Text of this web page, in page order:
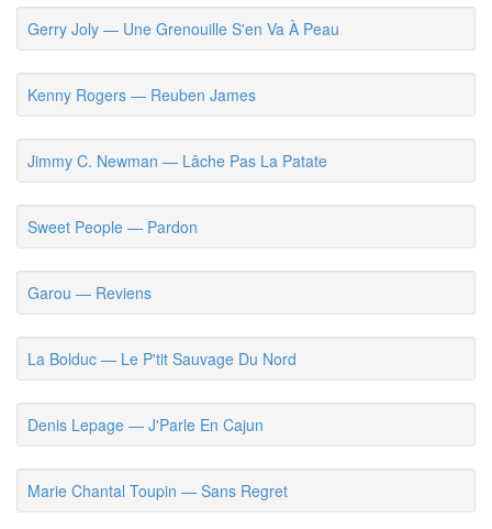
Gerry Joly — Une Grenouille S'en Va À Peau
Kenny Rogers — Reuben James
Jimmy C. Newman — Lâche Pas La Patate
Sweet People — Pardon
Garou — Reviens
La Bolduc — Le P'tit Sauvage Du Nord
Denis Lepage — J'Parle En Cajun
Marie Chantal Toupin — Sans Regret